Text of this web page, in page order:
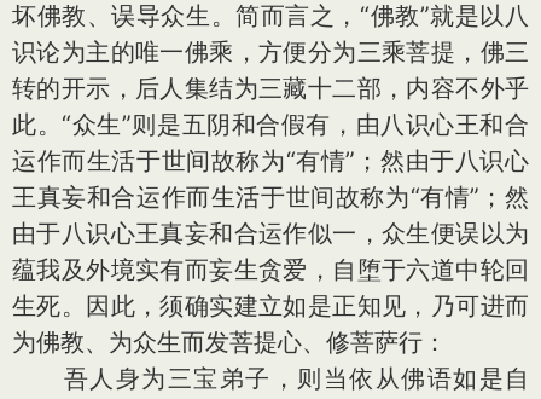
坏佛教、误导众生。简而言之，“佛教”就是以八
识论为主的唯一佛乘，方便分为三乘菩提，佛三
转的开示，后人集结为三藏十二部，内容不外乎
此。“众生”则是五阴和合假有，由八识心王和合
运作而生活于世间故称为“有情”；然由于八识心
王真妄和合运作而生活于世间故称为“有情”；然
由于八识心王真妄和合运作似一，众生便误以为
蕴我及外境实有而妄生贪爱，自堕于六道中轮回
生死。因此，须确实建立如是正知见，乃可进而
为佛教、为众生而发菩提心、修菩萨行：
吾人身为三宝弟子，则当依从佛语如是自